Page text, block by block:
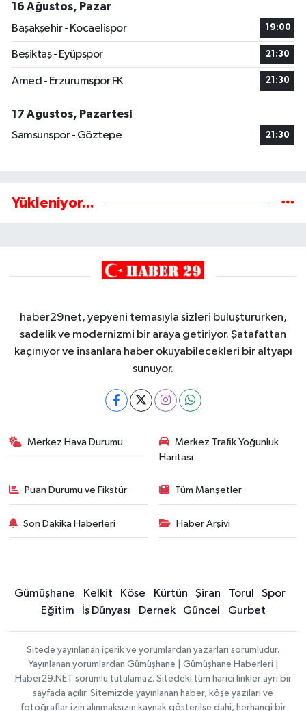
16 Ağustos, Pazar
Başakşehir - Kocaelispor
19:00
Beşiktaş - Eyüpspor 21:30
Amed - Erzurumspor FK 21:30
17 Ağustos, Pazartesi
Samsunspor - Göztepe
21:30
Yükleniyor...
haber29net, yepyeni temasıyla sizleri buluştururken,
sadelik ve modernizmi bir araya getiriyor. Şatafattan
kaçınıyor ve insanlara haber okuyabilecekleri bir altyapı
sunuyor.
Merkez Hava Durumu
Merkez Trafik Yoğunluk
Haritası
Puan Durumu ve Fikstür Tüm Manşetler
Son Dakika Haberleri Haber Arşivi
Gümüşhane Kelkit Köse Kürtün Şiran Torul
Spor
Eğitim
İş Dünyası Dernek Güncel Gurbet
Sitede yayınlanan içerik ve yorumlardan yazarları sorumludur.
Yayınlanan yorumlardan Gümüşhane | Gümüşhane Haberleri |
Haber29.NET sorumlu tutulamaz. Sitedeki tüm harici linkler ayrı bir
sayfada açılır. Sitemizde yayınlanan haber, köşe yazıları ve
fotoğraflar izin alınmaksızın kaynak gösterilse dahi, herhangi bir